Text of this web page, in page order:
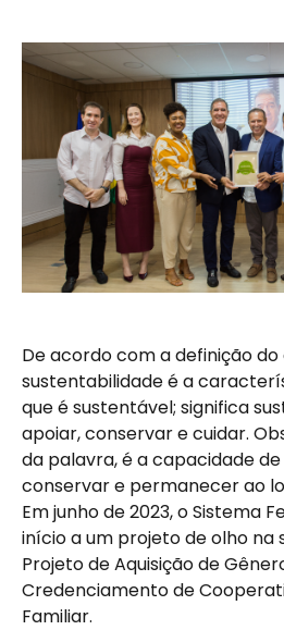
De acordo com a definição do
sustentabilidade é a
que é sustentável; significa
apoiar, conservar e cuidar.
da palavra, é a capacidade
conservar e permanecer ao
Em junho de 2023, o Sistema
início a um projeto de olho na
Projeto de Aquisição de
Credenciamento de
Familiar.